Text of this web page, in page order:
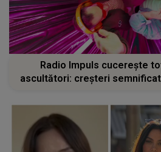
Radio Impuls cucerește
ascultători: creșteri